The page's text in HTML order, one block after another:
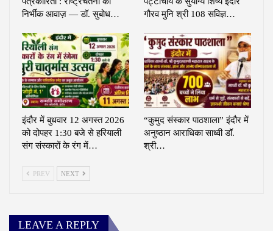
निर्भीक आवाज़ — डॉ. सुबोध…
गौरव मुनि श्री 108 सविज्ञ…
इंदौर में बुधवार 12 अगस्त 2026
को दोपहर 1:30 बजे से हरियाली
संग संस्कारों के रंग में…
“कुमुद संस्कार पाठशाला” इंदौर में
अनुष्ठान आराधिका साध्वी डॉ.
श्री…
PREV NEXT
LEAVE A REPLY